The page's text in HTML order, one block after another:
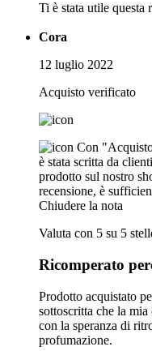
Ti è stata utile questa
Cora
12 luglio 2022
Acquisto verificato
Con
è stata scritta da
prodotto sul nostro
recensione, è
Chiudere la nota
Valuta con 5 su 5
Ricomperato
Prodotto acquistato
sottoscritta che la
con la speranza di
profumazione.